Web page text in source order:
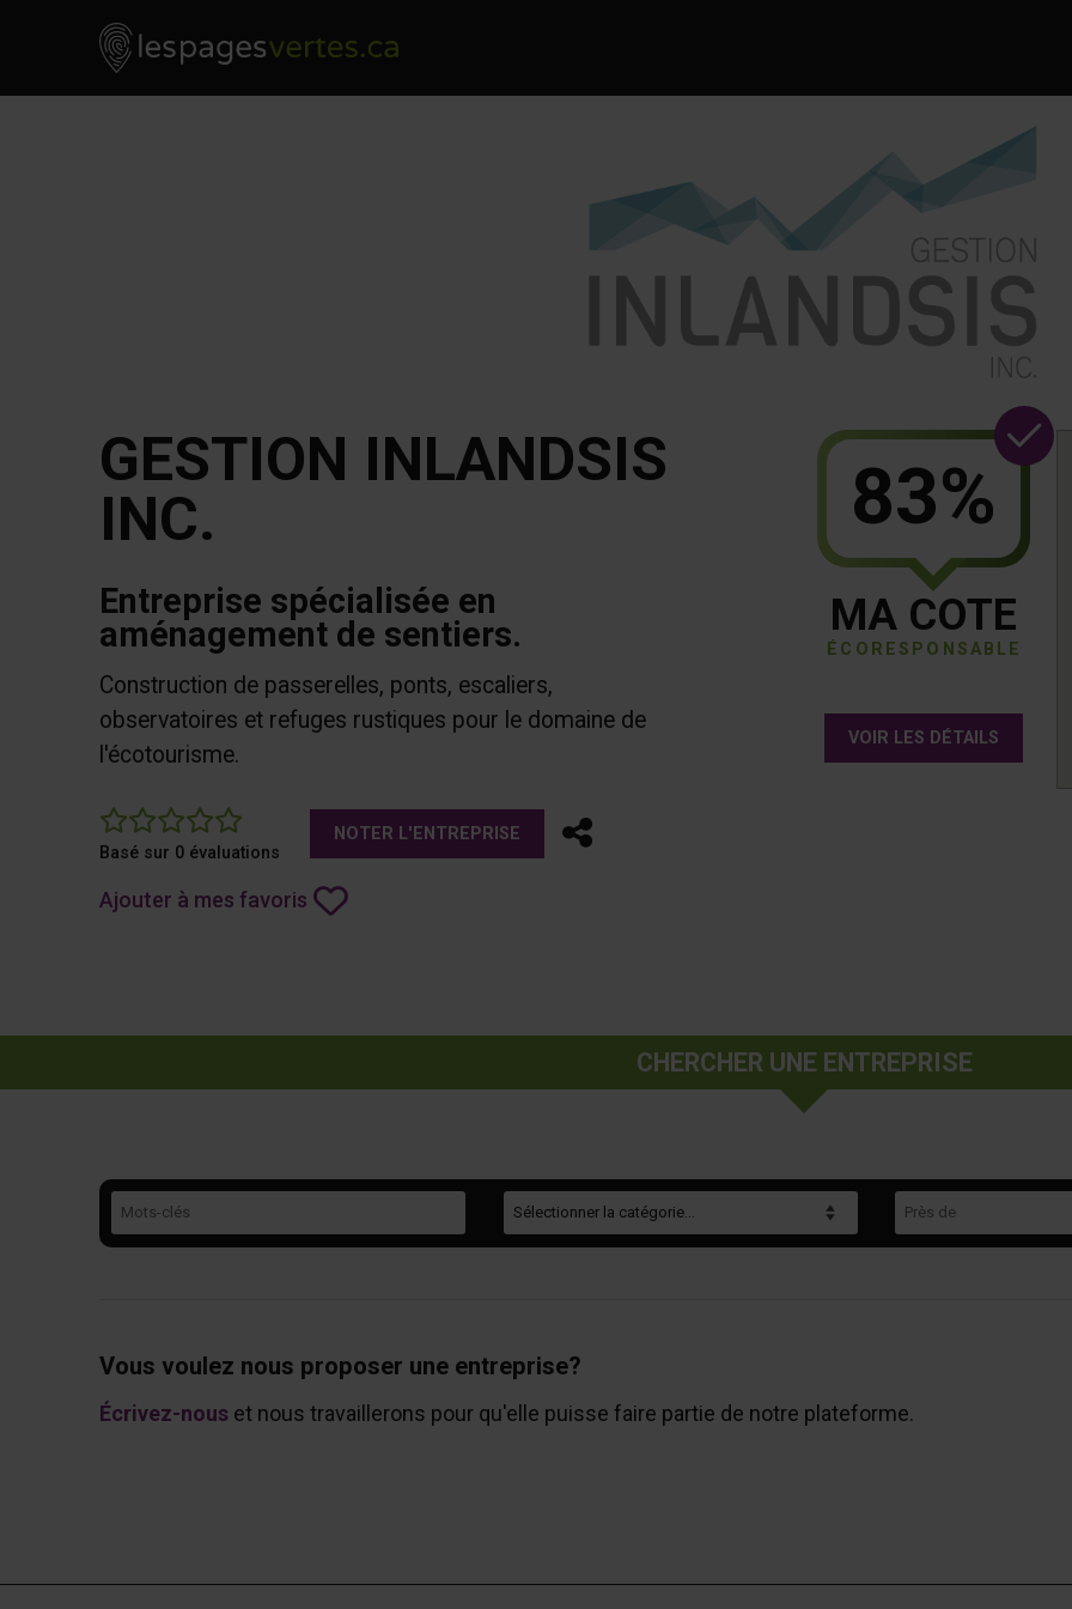
Skip to contentLes Pages Vertes - Go to homepage
GESTION INLANDSIS
INC.
Entreprise spécialisée en
aménagement de sentiers.
Construction de passerelles, ponts, escaliers,
observatoires et refuges rustiques pour le domaine de
l'écotourisme.
0
Basé sur 0 évaluations
NOTER L'ENTREPRISE Partager
Ajouter à mes favoris
83%
MA COTE
ÉCORESPONSABLE
VOIR LES DÉTAILS
CHERCHER UNE ENTREPRISE
Vous voulez nous proposer une entreprise?
Écrivez-nouset nous travaillerons pour qu'elle puisse faire partie de notre plateforme.